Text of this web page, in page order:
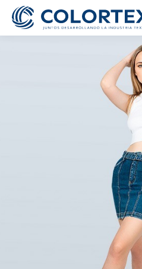
Te ofrecemos la
potenciar tus habilidades
dentro de un grato
de una marca con más
mercado textil. Ingresa
siguiente formulario. Nos
brevedad
Cargo al que
SOBRE LAS
Suscríbete y recibe lo último
lanzamientos